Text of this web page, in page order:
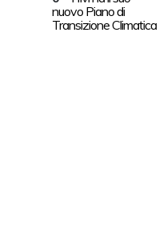
nuovo Piano di
Transizione Climatica